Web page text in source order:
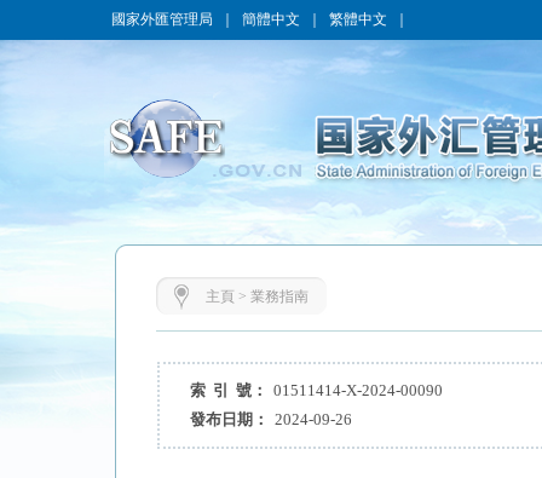
國家外匯管理局 簡體中文 繁體中文
主頁 > 業務指南
索 引 號：
01511414-X-2024-00090
發布日期：
2024-09-26